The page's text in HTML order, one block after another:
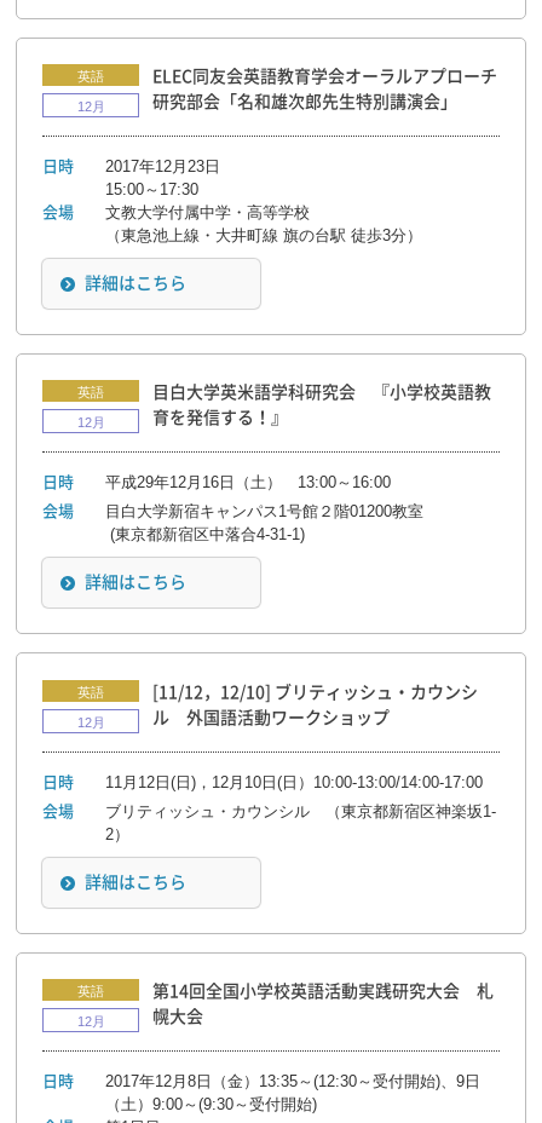
英語
12月
ELEC同友会英語教育学会オーラルアプローチ
研究部会「名和雄次郎先生特別講演会」
日時
2017年12月23日
15:00～17:30
会場
文教大学付属中学・高等学校
（東急池上線・大井町線 旗の台駅 徒歩3分）
詳細はこちら
英語
12月
目白大学英米語学科研究会 『小学校英語教
育を発信する！』
日時 平成29年12月16日（土） 13:00～16:00
会場
目白大学新宿キャンパス1号館２階01200教室
(東京都新宿区中落合4-31-1)
詳細はこちら
英語
12月
[11/12，12/10] ブリティッシュ・カウンシ
ル 外国語活動ワークショップ
日時 11月12日(日)，12月10日(日）10:00-13:00/14:00-17:00
会場
ブリティッシュ・カウンシル （東京都新宿区神楽坂1-
2）
詳細はこちら
英語
12月
第14回全国小学校英語活動実践研究大会 札
幌大会
日時
2017年12月8日（金）13:35～(12:30～受付開始)、9日
（土）9:00～(9:30～受付開始)